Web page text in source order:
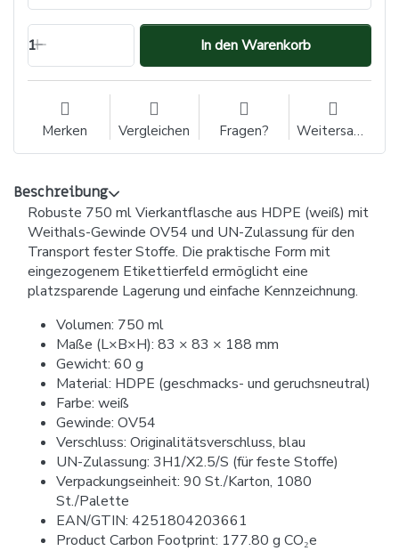
1 In den Warenkorb
Merken Vergleichen Fragen? Weitersagen
Beschreibung
Robuste 750 ml Vierkantflasche aus HDPE (weiß) mit
Weithals-Gewinde OV54 und UN-Zulassung für den
Transport fester Stoffe. Die praktische Form mit
eingezogenem Etikettierfeld ermöglicht eine
platzsparende Lagerung und einfache Kennzeichnung.
Volumen: 750 ml
Maße (L×B×H): 83 × 83 × 188 mm
Gewicht: 60 g
Material: HDPE (geschmacks- und geruchsneutral)
Farbe: weiß
Gewinde: OV54
Verschluss: Originalitätsverschluss, blau
UN-Zulassung: 3H1/X2.5/S (für feste Stoffe)
Verpackungseinheit: 90 St./Karton, 1080
St./Palette
EAN/GTIN: 4251804203661
Product Carbon Footprint: 177.80 g CO₂e